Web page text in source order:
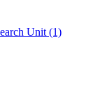
Unit (1)